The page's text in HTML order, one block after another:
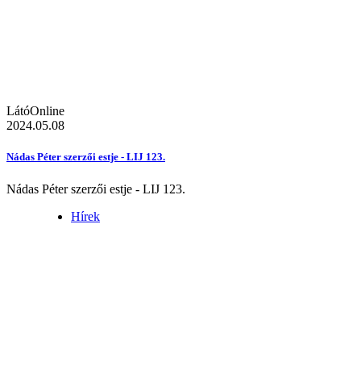
LátóOnline
2024.05.08
Nádas Péter szerzői estje - LIJ 123.
Nádas Péter szerzői estje - LIJ 123.
Hírek